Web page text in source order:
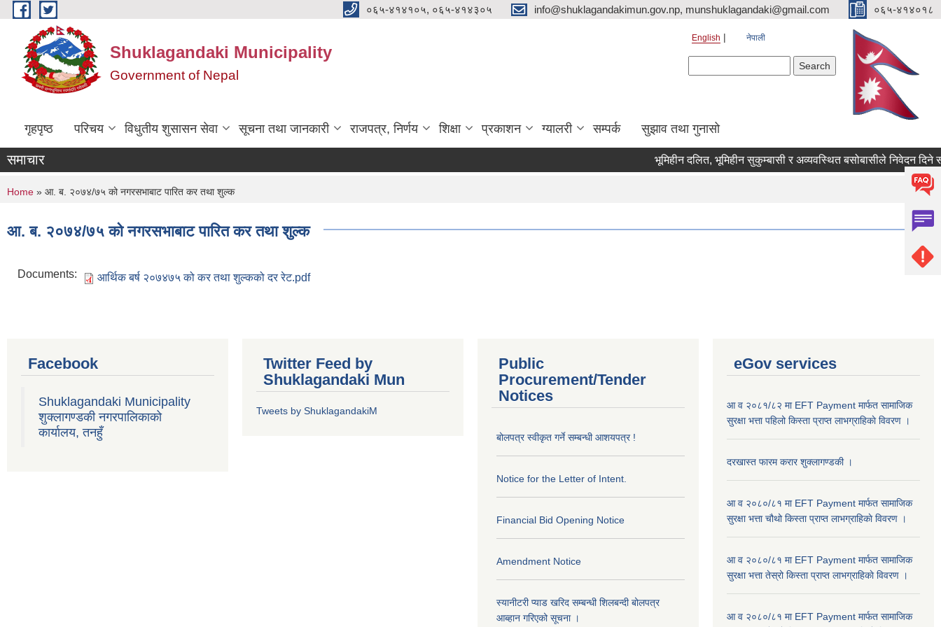
Skip to main content ०६५-४१४१०५, ०६५-४१४३०५ info@shuklagandakimun.gov.np, munshuklagandaki@gmail.com ०६५-४१४०१८
Shuklagandaki Municipality
Government of Nepal
English नेपाली
गृहपृष्ठ परिचय विधुतीय शुसासन सेवा सूचना तथा जानकारी राजपत्र, निर्णय शिक्षा प्रकाशन ग्यालरी सम्पर्क सुझाव तथा गुनासो
समाचार भूमिहीन दलित, भूमिहीन सुकुम्बासी र अव्यवस्थित बसोबासीले निवेदन दिने
You are here
Home » आ. ब. २०७४/७५ को नगरसभाबाट पारित कर तथा शुल्क
आ. ब. २०७४/७५ को नगरसभाबाट पारित कर तथा शुल्क
Documents: आर्थिक बर्ष २०७४७५ को कर तथा शुल्कको दर रेट.pdf
Facebook
Shuklagandaki Municipality
शुक्लागण्डकी नगरपालिकाको
कार्यालय, तनहुँ
Twitter Feed by
Shuklagandaki Mun
Tweets by ShuklagandakiM
Public
Procurement/Tender
Notices
बोलपत्र स्वीकृत गर्ने सम्बन्धी आशयपत्र !
Notice for the Letter of Intent.
Financial Bid Opening Notice
Amendment Notice
स्यानीटरी प्याड खरिद सम्बन्धी शिलबन्दी बोलपत्र
आब्हान गरिएको सूचना ।
eGov services
आ व २०८१/८२ मा EFT Payment मार्फत सामाजिक
सुरक्षा भत्ता पहिलो किस्ता प्राप्त लाभग्राहिकाे विवरण ।
दरखास्त फारम करार शुक्लागण्डकी ।
आ व २०८०/८१ मा EFT Payment मार्फत सामाजिक
सुरक्षा भत्ता चौथो किस्ता प्राप्त लाभग्राहिकाे विवरण ।
आ व २०८०/८१ मा EFT Payment मार्फत सामाजिक
सुरक्षा भत्ता तेस्रो किस्ता प्राप्त लाभग्राहिकाे विवरण ।
आ व २०८०/८१ मा EFT Payment मार्फत सामाजिक